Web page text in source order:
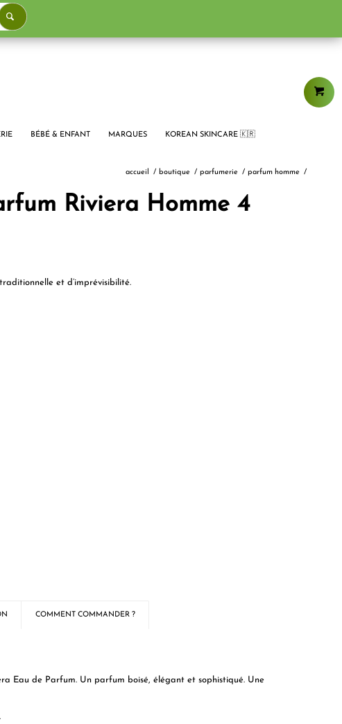
BÉBÉ & ENFANT MARQUES KOREAN SKINCARE 🇰🇷
accueil / boutique / parfumerie / parfum homme /
Riviera Homme 4
et d’imprévisibilité.
COMMENT COMMANDER ?
Eau de Parfum. Un parfum boisé, élégant et sophistiqué. Une